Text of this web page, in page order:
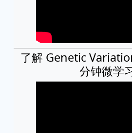
了解 Genetic
分钟微学